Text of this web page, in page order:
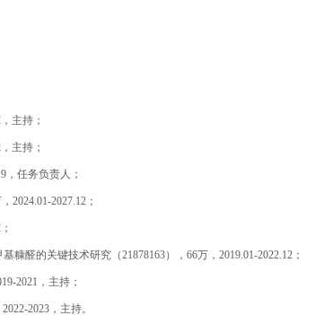
主持；
主持；
，任务负责人；
2024.01-2027.12；
醛的关键技术研究（21878163），66万，2019.01-2022.12；
2021，主持；
2023，主持。